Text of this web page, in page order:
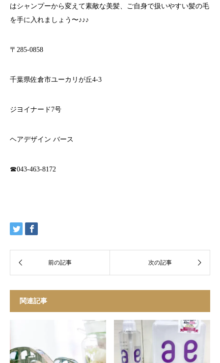
はシャンプーから変えて素敵な美髪、ご自身で扱いやすい髪の毛
を手に入れましょう〜♪♪♪
〒285-0858
千葉県佐倉市ユーカリが丘4-3
ジヨイナード7号
ヘアデザイン バース
☎︎043-463-8172
関連記事